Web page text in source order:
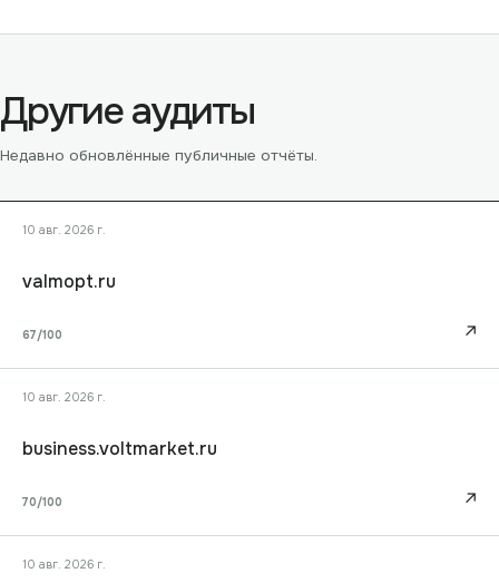
Другие аудиты
Недавно обновлённые публичные отчёты.
10 авг. 2026 г.
valmopt.ru
67/100 ↗
10 авг. 2026 г.
business.voltmarket.ru
70/100 ↗
10 авг. 2026 г.